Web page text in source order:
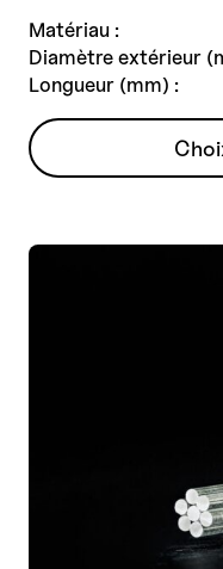
page
de
produit
Matériau :
Diamètre extérieur
Longueur (mm) :
Ce
produit
variantes.